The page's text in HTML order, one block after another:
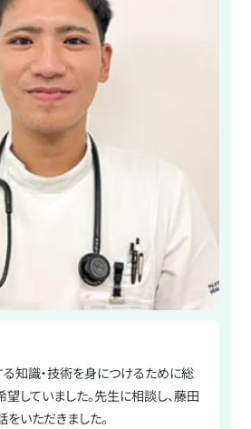
知識・技術を身につけるために総
していました。先生に相談し、藤田
いただきました。